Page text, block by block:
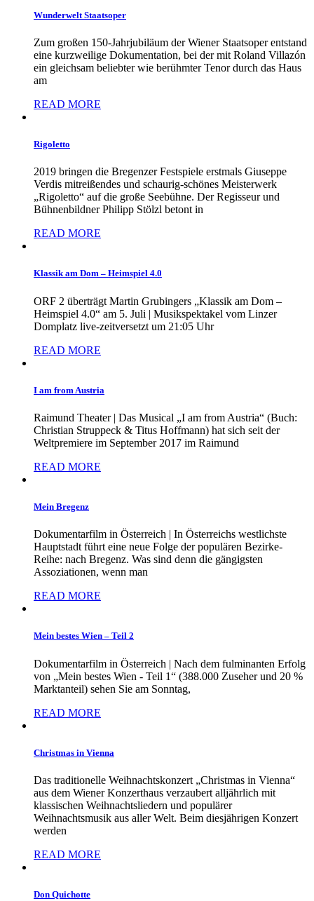
Wunderwelt Staatsoper
Zum großen 150-Jahrjubiläum der Wiener Staatsoper entstand
eine kurzweilige Dokumentation, bei der mit Roland Villazón
ein gleichsam beliebter wie berühmter Tenor durch das Haus
am
READ MORE
Rigoletto
2019 bringen die Bregenzer Festspiele erstmals Giuseppe
Verdis mitreißendes und schaurig-schönes Meisterwerk
„Rigoletto“ auf die große Seebühne. Der Regisseur und
Bühnenbildner Philipp Stölzl betont in
READ MORE
Klassik am Dom – Heimspiel 4.0
ORF 2 überträgt Martin Grubingers „Klassik am Dom –
Heimspiel 4.0“ am 5. Juli | Musikspektakel vom Linzer
Domplatz live-zeitversetzt um 21:05 Uhr
READ MORE
I am from Austria
Raimund Theater | Das Musical „I am from Austria“ (Buch:
Christian Struppeck & Titus Hoffmann) hat sich seit der
Weltpremiere im September 2017 im Raimund
READ MORE
Mein Bregenz
Dokumentarfilm in Österreich | In Österreichs westlichste
Hauptstadt führt eine neue Folge der populären Bezirke-
Reihe: nach Bregenz. Was sind denn die gängigsten
Assoziationen, wenn man
READ MORE
Mein bestes Wien – Teil 2
Dokumentarfilm in Österreich | Nach dem fulminanten Erfolg
von „Mein bestes Wien - Teil 1“ (388.000 Zuseher und 20 %
Marktanteil) sehen Sie am Sonntag,
READ MORE
Christmas in Vienna
Das traditionelle Weihnachtskonzert „Christmas in Vienna“
aus dem Wiener Konzerthaus verzaubert alljährlich mit
klassischen Weihnachtsliedern und populärer
Weihnachtsmusik aus aller Welt. Beim diesjährigen Konzert
werden
READ MORE
Don Quichotte